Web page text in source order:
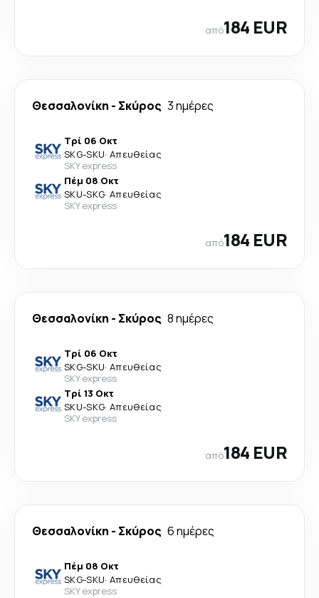
από184 EUR
Θεσσαλονίκη - Σκύρος 3 ημέρες
Τρί 06 Οκτ
SKG-SKU· Απευθείας
SKY express
Πέμ 08 Οκτ
SKU-SKG· Απευθείας
SKY express
από184 EUR
Θεσσαλονίκη - Σκύρος 8 ημέρες
Τρί 06 Οκτ
SKG-SKU· Απευθείας
SKY express
Τρί 13 Οκτ
SKU-SKG· Απευθείας
SKY express
από184 EUR
Θεσσαλονίκη - Σκύρος 6 ημέρες
Πέμ 08 Οκτ
SKG-SKU· Απευθείας
SKY express